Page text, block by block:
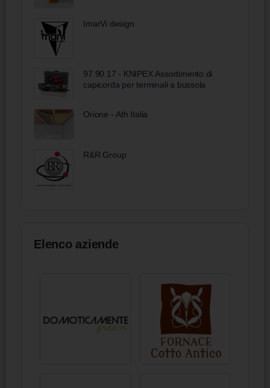
ImarVi design
97 90 17 - KNIPEX Assortimento di
capicorda per terminali a bussola
Orione - Ath Italia
R&R Group
Elenco aziende